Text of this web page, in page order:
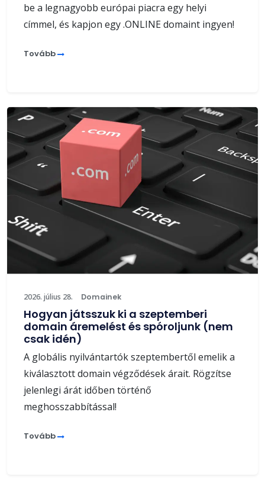
be a legnagyobb európai piacra egy helyi
címmel, és kapjon egy .ONLINE domaint ingyen!
Tovább
2026. július 28. Domainek
Hogyan játsszuk ki a szeptemberi
domain áremelést és spóroljunk (nem
csak idén)
A globális nyilvántartók szeptembertől emelik a
kiválasztott domain végződések árait. Rögzítse
jelenlegi árát időben történő
meghosszabbítással!
Tovább